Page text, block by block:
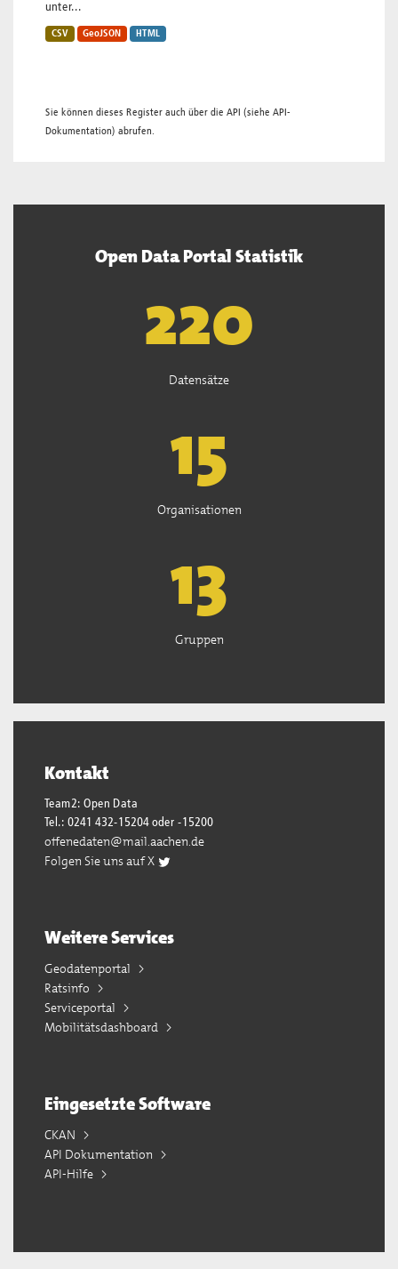
unter...
CSV GeoJSON HTML
Sie können dieses Register auch über die API (siehe API-
Dokumentation) abrufen.
Open Data Portal Statistik
221
Datensätze
15
Organisationen
13
Gruppen
Kontakt
Team2: Open Data
Tel.: 0241 432-15204 oder -15200
offenedaten@mail.aachen.de
Folgen Sie uns auf X
Weitere Services
Geodatenportal
Ratsinfo
Serviceportal
Mobilitätsdashboard
Eingesetzte Software
CKAN
API Dokumentation
API-Hilfe